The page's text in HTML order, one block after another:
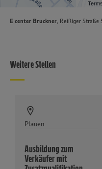
E center Bruckner, Reißiger Straße
Weitere Stellen
Plauen
Ausbildung zum
Verkäufer mit